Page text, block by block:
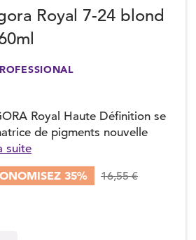
Royal 7-24 blond
Royal Haute Définition se
de pigments nouvelle
suite
35% 16,55 €